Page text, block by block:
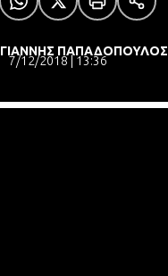
ΓΙΑΝΝΗΣ ΠΑΠΑΔΟΠΟΥΛΟΣ
7/12/2018 | 13:36